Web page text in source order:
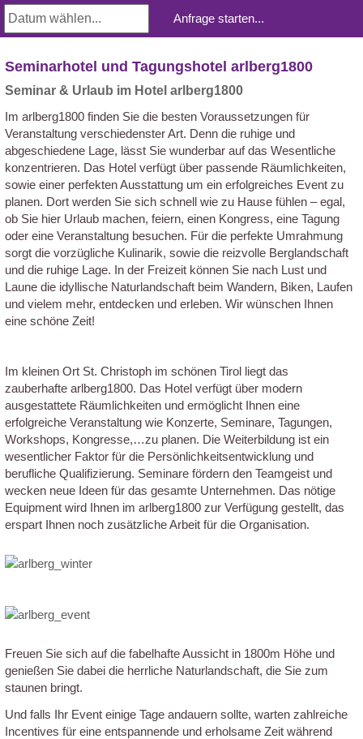
Seminarhotel und Tagungshotel arlberg1800
Seminar & Urlaub im Hotel arlberg1800
Im arlberg1800 finden Sie die besten Voraussetzungen für
Veranstaltung verschiedenster Art. Denn die ruhige und
abgeschiedene Lage, lässt Sie wunderbar auf das Wesentliche
konzentrieren. Das Hotel verfügt über passende Räumlichkeiten,
sowie einer perfekten Ausstattung um ein erfolgreiches Event zu
planen. Dort werden Sie sich schnell wie zu Hause fühlen – egal,
ob Sie hier Urlaub machen, feiern, einen Kongress, eine Tagung
oder eine Veranstaltung besuchen. Für die perfekte Umrahmung
sorgt die vorzügliche Kulinarik, sowie die reizvolle Berglandschaft
und die ruhige Lage. In der Freizeit können Sie nach Lust und
Laune die idyllische Naturlandschaft beim Wandern, Biken, Laufen
und vielem mehr, entdecken und erleben. Wir wünschen Ihnen
eine schöne Zeit!
Im kleinen Ort St. Christoph im schönen Tirol liegt das
zauberhafte arlberg1800. Das Hotel verfügt über modern
ausgestattete Räumlichkeiten und ermöglicht Ihnen eine
erfolgreiche Veranstaltung wie Konzerte, Seminare, Tagungen,
Workshops, Kongresse,…zu planen. Die Weiterbildung ist ein
wesentlicher Faktor für die Persönlichkeitsentwicklung und
berufliche Qualifizierung. Seminare fördern den Teamgeist und
wecken neue Ideen für das gesamte Unternehmen. Das nötige
Equipment wird Ihnen im arlberg1800 zur Verfügung gestellt, das
erspart Ihnen noch zusätzliche Arbeit für die Organisation.
Freuen Sie sich auf die fabelhafte Aussicht in 1800m Höhe und
genießen Sie dabei die herrliche Naturlandschaft, die Sie zum
staunen bringt.
Und falls Ihr Event einige Tage andauern sollte, warten zahlreiche
Incentives für eine entspannende und erholsame Zeit während